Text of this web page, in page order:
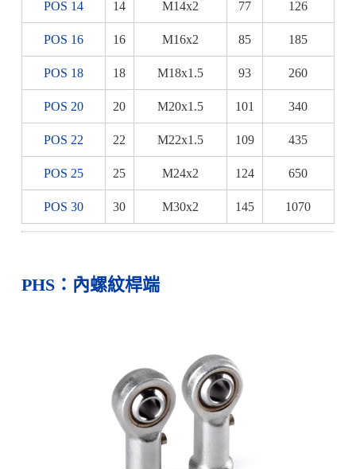
POS 14 14 M14x2 77 126
POS 16 16 M16x2 85 185
POS 18 18 M18x1.5 93 260
POS 20 20 M20x1.5 101 340
POS 22 22 M22x1.5 109 435
POS 25 25 M24x2 124 650
POS 30 30 M30x2 145 1070
PHS：內螺紋桿端